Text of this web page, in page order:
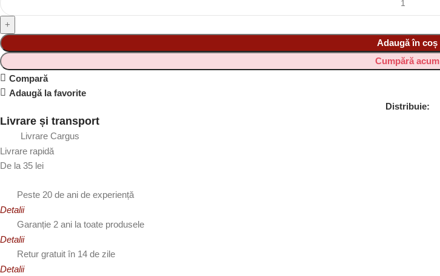
Adaugă în coș
Cumpără acum
Compară
Adaugă la favorite
Distribuie:
Livrare și transport
Livrare Cargus
Livrare rapidă
De la 35 lei
Peste 20 de ani de experiență
Detalii
Garanție 2 ani la toate produsele
Detalii
Retur gratuit în 14 de zile
Detalii